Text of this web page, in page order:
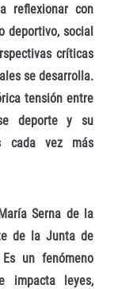
reflexionar con
deportivo, social
críticas
se desarrolla.
tensión entre
deporte y su
cada vez más
Serna de la
de la Junta de
un fenómeno
impacta leyes,